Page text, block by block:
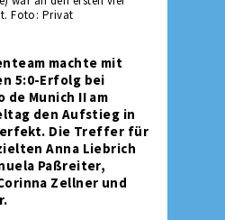
Foto: Privat
machte mit
5:0-Erfolg bei
Munich II am
den Aufstieg in
Die Treffer für
Anna Liebrich
Paßreiter,
Zellner und